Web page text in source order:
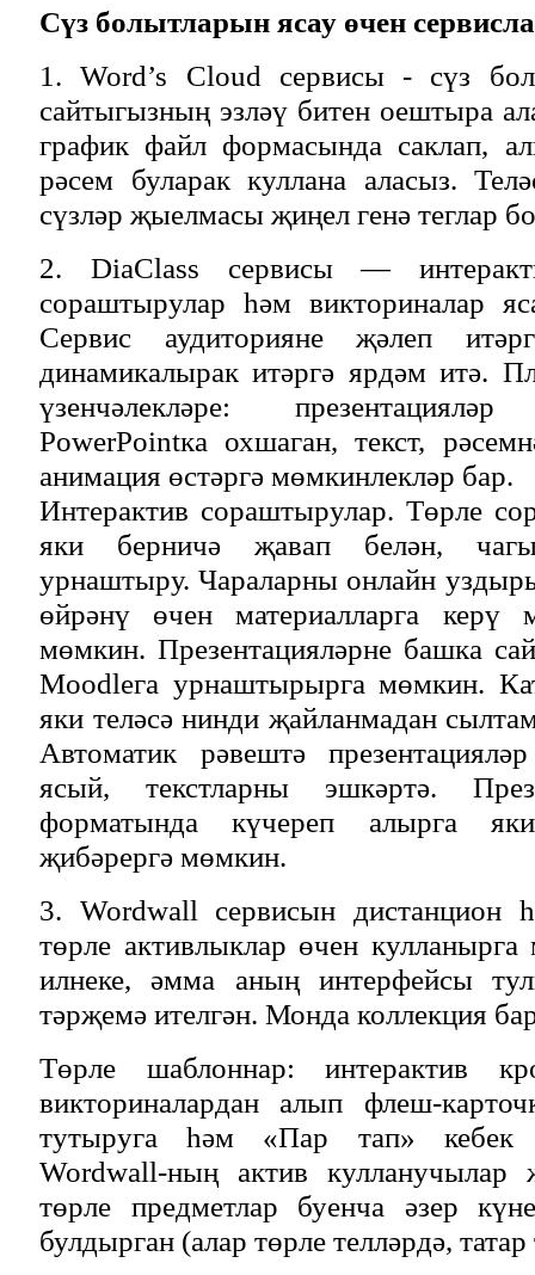
Сүз болытларын ясау өчен
1. Word’s Cloud сервисы - сүз
сайтыгызның эзләү битен оештыра
график файл формасында саклап,
рәсем буларак куллана аласыз.
сүзләр җыелмасы җиңел генә теглар
2. DiaClass сервисы —
сораштырулар һәм викториналар
Сервис аудиторияне җәлеп
динамикалырак итәргә ярдәм итә.
үзенчәлекләре:
PowerPointка охшаган, текст,
анимация өстәргә мөмкинлекләр бар.
Интерактив сораштырулар. Төрле
яки берничә җавап белән,
урнаштыру. Чараларны онлайн
өйрәнү өчен материалларга керү
мөмкин. Презентацияләрне башка
Moodleга урнаштырырга мөмкин.
яки теләсә нинди җайланмадан
Автоматик рәвештә
ясый, текстларны эшкәртә.
форматында күчереп алырга
җибәрергә мөмкин.
3. Wordwall сервисын дистанцион
төрле активлыклар өчен
илнеке, әмма аның интерфейсы
тәрҗемә ителгән. Монда коллекция
Төрле шаблоннар: интерактив
викториналардан алып флеш-
тутыруга һәм «Пар тап» кебек
Wordwall-ның актив кулланучылар
төрле предметлар буенча әзер
булдырган (алар төрле телләрдә,